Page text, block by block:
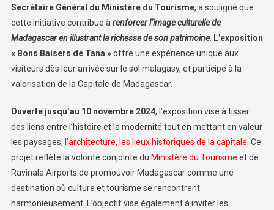
Secrétaire Général du Ministère du Tourisme, a souligné que
cette initiative contribue à renforcer l’image culturelle de
Madagascar en illustrant la richesse de son patrimoine. L’exposition
« Bons Baisers de Tana »offre une expérience unique aux
visiteurs dès leur arrivée sur le sol malagasy, et participe à la
valorisation de la Capitale de Madagascar.
Ouverte jusqu’au 10 novembre 2024, l’exposition vise à tisser
des liens entre l’histoire et la modernité tout en mettant en valeur
les paysages, l’architecture, les lieux historiques de la capitale . Ce
projet reflète la volonté conjointe du Ministère du Tourisme et de
Ravinala Airports de promouvoir Madagascar comme une
destination où culture et tourisme se rencontrent
harmonieusement. L’objectif vise également à inviter les